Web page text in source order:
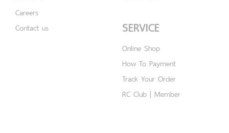
Careers
Contact us
SERVICE
Online Shop
How To Payment
Track Your Order
RC Club | Member